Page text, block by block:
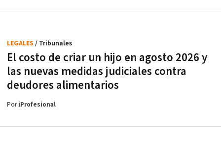
El costo de criar un hijo en agosto 2026 y
las nuevas medidas judiciales contra
deudores alimentarios
LEGALES / Tribunales
PoriProfesional